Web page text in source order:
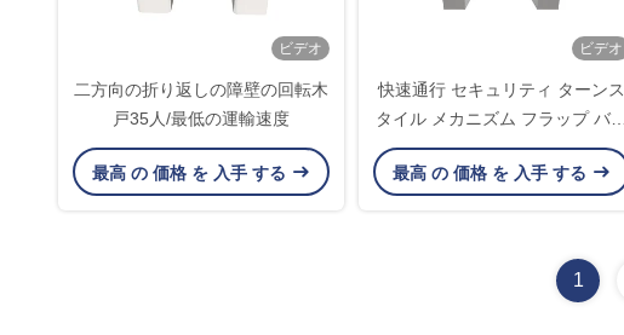
ビデオ
二方向の折り返しの障壁の回転木
戸35人/最低の運輸速度
最高 の 価格 を 入手 する
ビデオ
快速通行 セキュリティ ターンス
タイル メカニズム フラップ バリ
ア ゲート DC ブラシ ダブル ウイ
ング
最高 の 価格 を 入手 する
1